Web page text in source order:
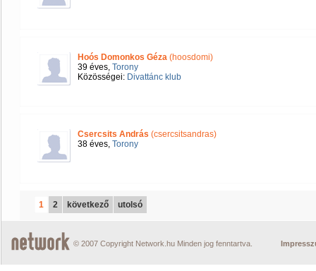
Hoós Domonkos Géza (hoosdomi)
39 éves, Torony
Közösségei: Divattánc klub
Csercsits András (csercsitsandras)
38 éves, Torony
1 2 következő utolsó
© 2007 Copyright Network.hu Minden jog fenntartva.